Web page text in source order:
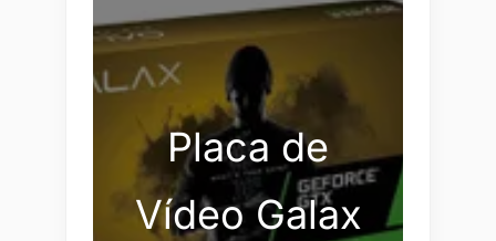
Placa de
Vídeo Galax